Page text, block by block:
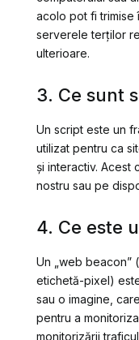
acolo pot fi trimise
serverele terților
ulterioare.
3. Ce sunt
Un script este un
utilizat pentru ca
și interactiv. Acest
nostru sau pe
4. Ce este
Un „web beacon”
etichetă-pixel)
sau o imagine,
pentru a
monitorizării